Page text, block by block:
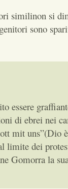
similinon si
sono
essere
di ebrei nei
mit uns”(Dio
limite dei
Gomorra la